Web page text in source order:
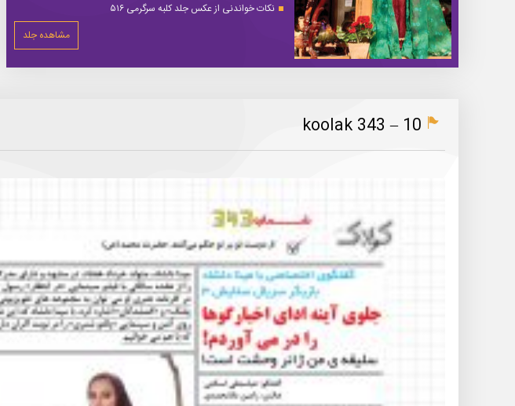
نکات خواندنی از عکس جلد کلبه سرگرمی ۵۱۶
مشاهده جلد
koolak 343 – 10